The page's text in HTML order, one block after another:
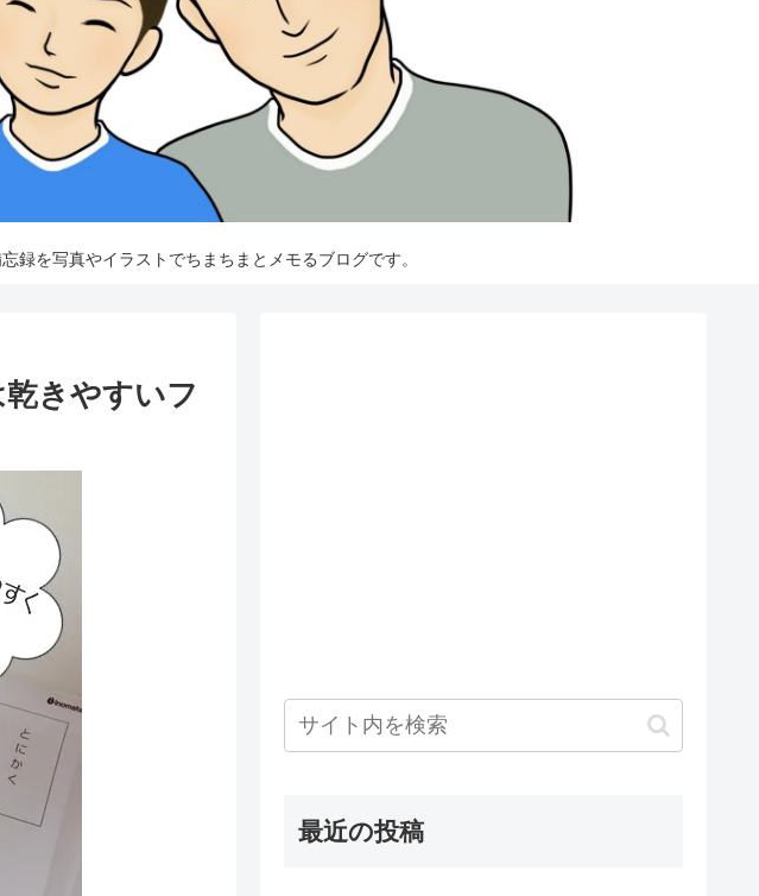
録を写真やイラストでちまちまとメモるブログです。
きやすいフ
最近の投稿